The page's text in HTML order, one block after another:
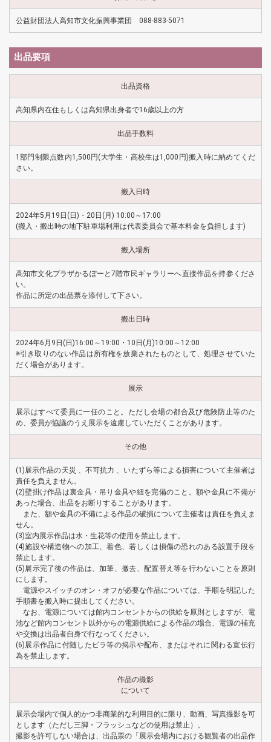
公益財団法人高知市文化振興事業団 088-883-5071
出品要項
出品資格
高知県内在住もしくは高知県出身者で16歳以上の方
出品手数料
1部門制限点数内1,500円(大学生・高校生は1,000円)搬入時に納めてくだ
さい。
搬入日時
2024年5月19日(日)・20日(月) 10:00～17:00
(搬入・搬出時の地下駐車場利用は代表委員会で基本料金を負担します)
搬入場所
高知市文化プラザかるぽーと7階市民ギャラリーへ直接作品を持参くださ
い。
作品に所定の出品票を添付して下さい。
搬出日時
2024年6月9日(日)16:00～19:00・10日(月)10:00～12:00
※引き取りのない作品は所有権を放棄されたものとして、処理させていた
だく場合があります。
展示
展示はすべて委員に一任のこと。ただし会場の都合及び危険防止等のた
め、委員が協議のうえ展示を遠慮していただくことがあります。
その他
(1)展示作品の天災 、不可抗力 、いたずら等による損害について主催者は
責任を負えません。
(2)壁掛け作品は裏金具・吊り金具や紐を完備のこと。額や金具に不備が
あった場合、出品をお断りすることがあります。
また、額や金具の不備による作品の破損について主催者は責任を負えま
せん。
(3)室内展示作品は水・生花等の使用を禁止します。
(4)施設や構造物への加工、着色、若しくは損傷の恐れのある設置手段を
禁止します。
(5)展示完了後の作品は、加筆、撤去、配置替え等を行わないことを原則
にします。
電源やスイッチのオン・オフが必要な作品については、手順を明記した
手順書を搬入時に提出してください。
なお、電源については館内コンセントからの供給を原則としますが、電
池など館内コンセント以外からの電源供給による作品の場合、電源の補充
や交換は出品者自身で行なってください。
(6)展示作品に付随したビラ等の掲示や配布、またはそれに関わる宣伝行
為を禁止します。
作品の撮影
について
展示会場内で個人的かつ非商業的な利用目的に限り、動画、写真撮影を可
とします（ただし三脚・フラッシュなどの使用は禁止）。
撮影を許可しない場合は、出品票の「展示会場内における観覧者の出品作